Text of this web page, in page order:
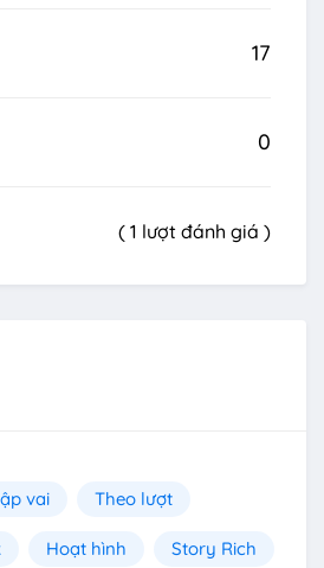
17
0
( 1 lượt đánh giá )
vai Theo lượt
Hoạt hình Story Rich